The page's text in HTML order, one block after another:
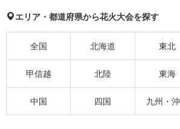
エリア・都道府県から花火大会を探す
全国 北海道 東北
甲信越 北陸 東海
中国 四国 九州・